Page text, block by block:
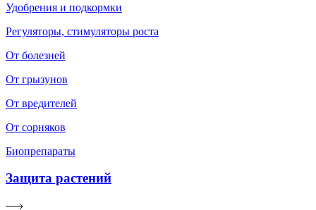
Удобрения и подкормки
Регуляторы, стимуляторы роста
От болезней
От грызунов
От вредителей
От сорняков
Биопрепараты
Защита растений